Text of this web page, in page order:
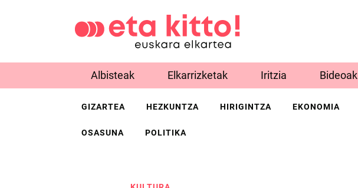
Albisteak Elkarrizketak Iritzia Bideoak
GIZARTEA HEZKUNTZA HIRIGINTZA EKONOMIA
OSASUNA POLITIKA